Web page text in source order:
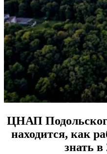
ЦНАП
находится, как
знать в